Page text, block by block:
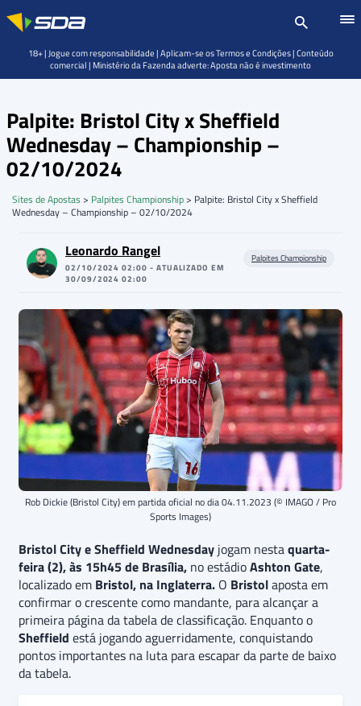
Palpite: Bristol City x Sheffield
Wednesday – Championship –
02/10/2024
Sites de Apostas > Palpites Championship > Palpite: Bristol City x Sheffield
Wednesday – Championship – 02/10/2024
Leonardo Rangel
02/10/2024 02:00 - ATUALIZADO EM
30/09/2024 02:00
Palpites Championship
Rob Dickie (Bristol City) em partida oficial no dia 04.11.2023 (© IMAGO / Pro
Sports Images)
Bristol City e Sheffield Wednesday jogam nestaquarta-
feira (2), às 15h45 de Brasília, no estádioAshton Gate,
localizado em Bristol, na Inglaterra. O Bristolaposta em
confirmar o crescente como mandante, para alcançar a
primeira página da tabela de classificação. Enquanto o
Sheffield está jogando aguerridamente, conquistando
pontos importantes na luta para escapar da parte de baixo
da tabela.
18+ | Jogue com responsabilidade | Aplicam-se os Termos e Condições | Conteúdo
comercial | Ministério da Fazenda adverte: Aposta não é investimento